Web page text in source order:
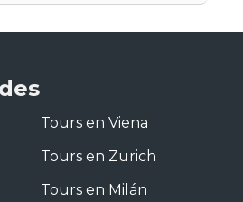
Tours en Viena
Tours en Zurich
Tours en Milán